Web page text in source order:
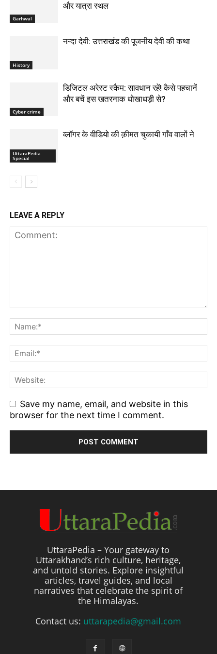
Garhwal
और यात्रा स्थल
History
नन्दा देवी: उत्तराखंड की पूजनीय देवी की कथा
Cyber crime
डिजिटल अरेस्ट स्कैम: सावधान रहें! कैसे पहचानें
और बचें इस खतरनाक धोखाधड़ी से?
UttaraPedia
Special
व्लॉगर के वीडियो की क़ीमत चुकायी गाँव वालों ने
LEAVE A REPLY
Save my name, email, and website in this
browser for the next time I comment.
UttaraPedia – Your gateway to
Uttarakhand’s rich culture, heritage,
and untold stories. Explore insightful
articles, travel guides, and local
narratives that celebrate the spirit of
the Himalayas.
Contact us: uttarapedia@gmail.com